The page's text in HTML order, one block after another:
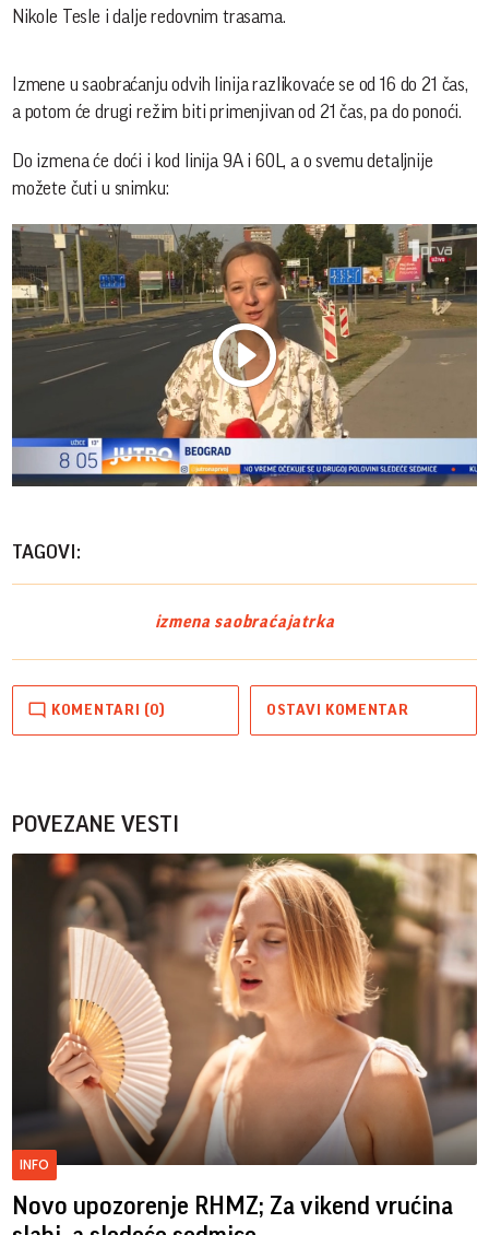
Nikole Tesle i dalje redovnim trasama.
Izmene u saobraćanju odvih linija razlikovaće se od 16 do 21 čas,
a potom će drugi režim biti primenjivan od 21 čas, pa do ponoći.
Do izmena će doći i kod linija 9A i 60L, a o svemu detaljnije
možete čuti u snimku:
Play
TAGOVI:
izmena saobraćajatrka
KOMENTARI (0) OSTAVI KOMENTAR
POVEZANE VESTI
INFO
Novo upozorenje RHMZ; Za vikend vrućina